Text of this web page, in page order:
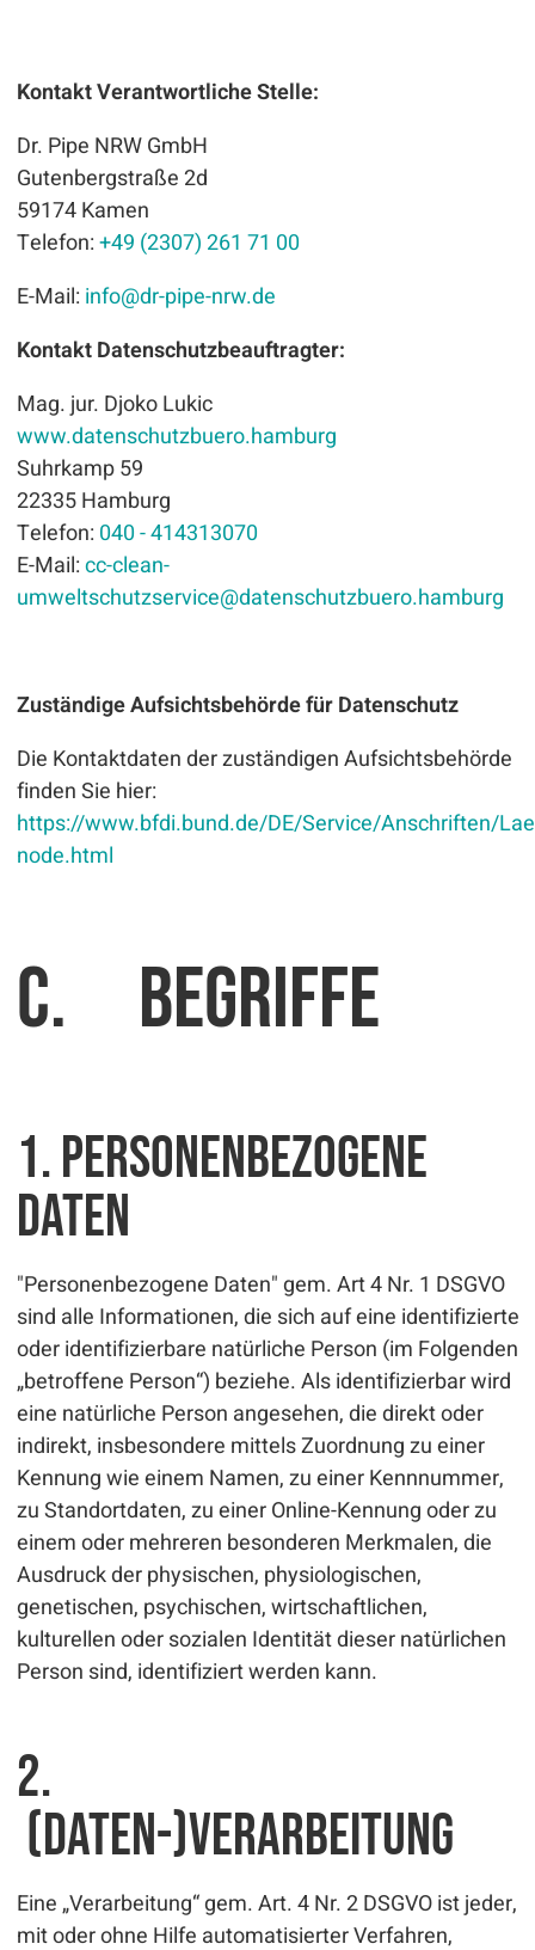
Kontakt Verantwortliche Stelle:
Dr. Pipe NRW GmbH
Gutenbergstraße 2d
59174 Kamen
Telefon:+49 (2307) 261 71 00
E-Mail: info@dr-pipe-nrw.de
Kontakt Datenschutzbeauftragter:
Mag. jur. Djoko Lukic
www.datenschutzbuero.hamburg
Suhrkamp 59
22335 Hamburg
Telefon: 040 - 414313070
E-Mail:cc-clean-
umweltschutzservice@datenschutzbuero.hamburg
Zuständige Aufsichtsbehörde für Datenschutz
Die Kontaktdaten der zuständigen Aufsichtsbehörde
finden Sie hier:
https://www.bfdi.bund.de/DE/Service/Anschriften/
node.html
C. Begriffe
1. Personenbezogene
Daten
"Personenbezogene Daten" gem. Art 4 Nr. 1 DSGVO
sind alle Informationen, die sich auf eine identifizierte
oder identifizierbare natürliche Person (im Folgenden
„betroffene Person“) beziehe. Als identifizierbar wird
eine natürliche Person angesehen, die direkt oder
indirekt, insbesondere mittels Zuordnung zu einer
Kennung wie einem Namen, zu einer Kennnummer,
zu Standortdaten, zu einer Online-Kennung oder zu
einem oder mehreren besonderen Merkmalen, die
Ausdruck der physischen, physiologischen,
genetischen, psychischen, wirtschaftlichen,
kulturellen oder sozialen Identität dieser natürlichen
Person sind, identifiziert werden kann.
2.
(Daten-)Verarbeitung
Eine „Verarbeitung“ gem. Art. 4 Nr. 2 DSGVO ist jeder,
mit oder ohne Hilfe automatisierter Verfahren,